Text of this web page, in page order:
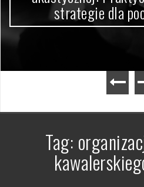
strategie dla
Tag: